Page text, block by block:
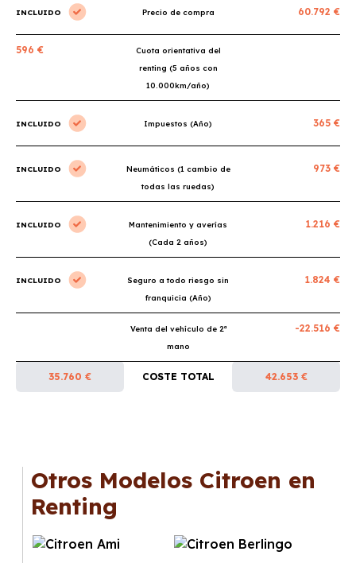
INCLUIDO Precio de compra 60.792 €
596 €
Cuota orientativa del
renting (5 años con
10.000km/año)
INCLUIDO Impuestos (Año) 365 €
INCLUIDO
Neumáticos (1 cambio de
todas las ruedas)
973 €
INCLUIDO
Mantenimiento y averías
(Cada 2 años)
1.216 €
INCLUIDO
Seguro a todo riesgo sin
franquicia (Año)
1.824 €
Venta del vehículo de 2ª
mano
-22.516 €
35.760 € COSTE TOTAL 42.653 €
Otros Modelos Citroen en
Renting